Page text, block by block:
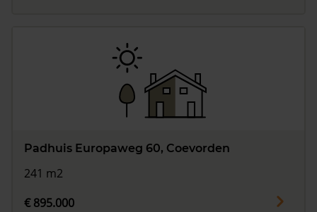
Padhuis Europaweg 60, Coevorden
241 m2
€ 895.000